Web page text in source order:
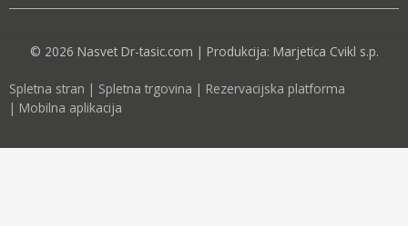
© 2026 Nasvet Dr-tasic.com | Produkcija: Marjetica Cvikl s.p.
Spletna stran | Spletna trgovina | Rezervacijska platforma
| Mobilna aplikacija